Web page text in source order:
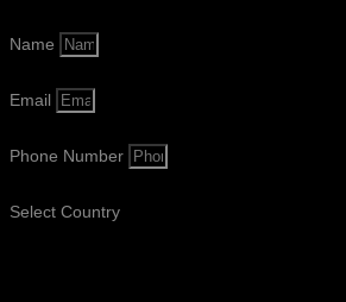
Name
Email
Phone Number
Select Country